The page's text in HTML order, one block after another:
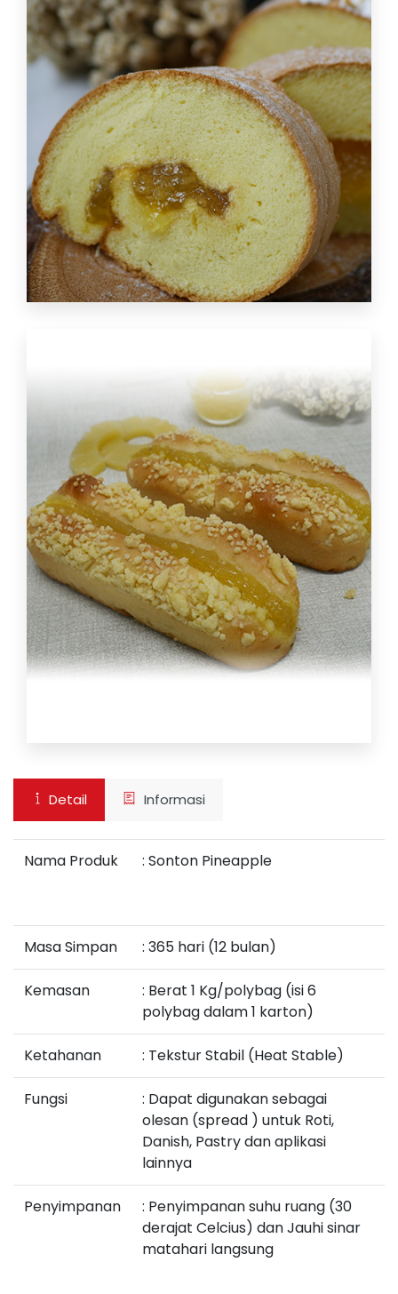
Detail Informasi
Nama Produk : Sonton Pineapple
Masa Simpan : 365 hari (12 bulan)
Kemasan
: Berat 1 Kg/polybag (isi 6
polybag dalam 1 karton)
Ketahanan : Tekstur Stabil (Heat Stable)
Fungsi
: Dapat digunakan sebagai
olesan (spread ) untuk Roti,
Danish, Pastry dan aplikasi
lainnya
Penyimpanan
: Penyimpanan suhu ruang (30
derajat Celcius) dan Jauhi sinar
matahari langsung